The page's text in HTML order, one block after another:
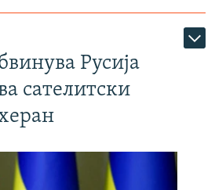
Русија
сателитски